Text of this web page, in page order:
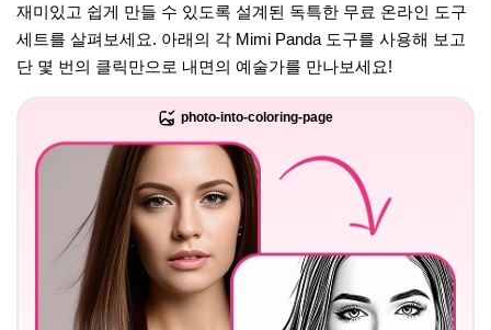
재미있고 쉽게 만들 수 있도록 설계된 독특한 무료 온라인 도구
세트를 살펴보세요. 아래의 각 Mimi Panda 도구를 사용해 보고
단 몇 번의 클릭만으로 내면의 예술가를 만나보세요!
photo-into-coloring-page